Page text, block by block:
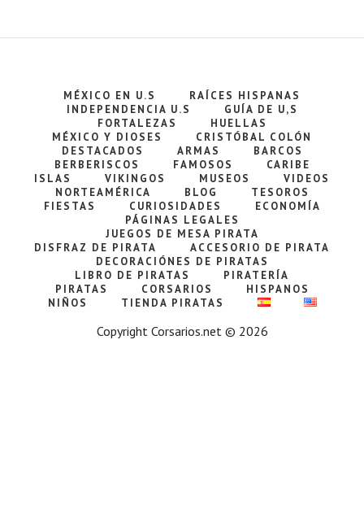
MÉXICO EN U.S
RAÍCES HISPANAS
INDEPENDENCIA U.S
GUÍA DE U,S
FORTALEZAS
HUELLAS
MÉXICO Y DIOSES
CRISTÓBAL COLÓN
DESTACADOS
ARMAS
BARCOS
BERBERISCOS
FAMOSOS
CARIBE
ISLAS
VIKINGOS MUSEOS
VIDEOS
NORTEAMÉRICA
BLOG
TESOROS
FIESTAS
CURIOSIDADES
ECONOMÍA
PÁGINAS LEGALES
JUEGOS DE MESA PIRATA
DISFRAZ DE PIRATA
ACCESORIO DE PIRATA
DECORACIÓNES DE PIRATAS
LIBRO DE PIRATAS
PIRATERÍA
PIRATAS
CORSARIOS
HISPANOS
NIÑOS
TIENDA PIRATAS
Copyright Corsarios.net © 2026